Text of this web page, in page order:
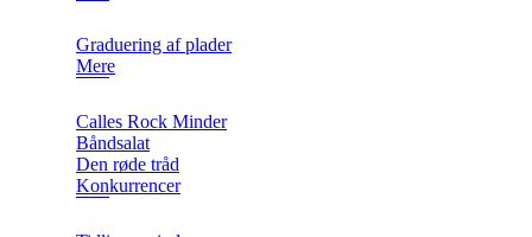
Graduering af plader
Mere
Calles Rock Minder
Båndsalat
Den røde tråd
Konkurrencer